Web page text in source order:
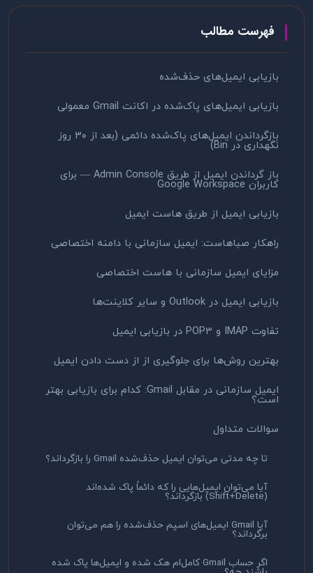
فهرست مطالب
بازیابی ایمیل‌های حذف‌شده
بازیابی ایمیل‌های پاک‌شده در اکانت Gmail معمولی
بازگرداندن ایمیل‌های پاک‌شده دائمی (بعد از ۳۰ روز
نگهداری در Bin)
باز گرداندن ایمیل از طریق Admin Console — برای
کاربران Google Workspace
بازیابی ایمیل از طریق هاست ایمیل
راهکار صباهاست: ایمیل سازمانی با دامنه اختصاصی
مزایای ایمیل سازمانی با هاست اختصاصی
بازیابی ایمیل در Outlook و سایر کلاینت‌ها
تفاوت IMAP و POP3 در بازیابی ایمیل
بهترین روش‌ها برای جلوگیری از از دست دادن ایمیل
ایمیل سازمانی در مقابل Gmail: کدام برای بازیابی بهتر
است؟
سوالات متداول
تا چه مدتی می‌توان ایمیل حذف‌شده Gmail را بازگرداند؟
آیا می‌توان ایمیل‌هایی را که دائماً پاک شده‌اند
(Shift+Delete) بازگرداند؟
آیا Gmail ایمیل‌های اسپم حذف‌شده را هم می‌توان
برگرداند؟
اگر حساب Gmail کامل‌ام هک شده و ایمیل‌ها پاک شده